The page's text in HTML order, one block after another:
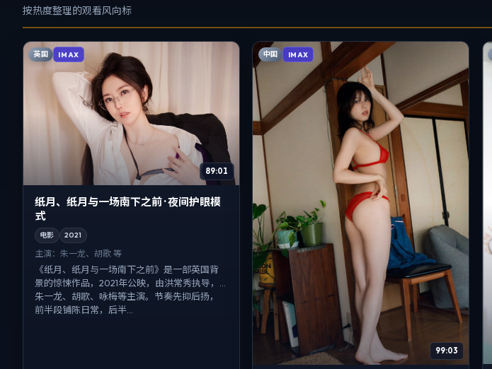
按热度整理的观看风向标
英国 IMAX
89:01
纸月、纸月与一场南下之前 · 夜间护眼模
式
电影 2021
主演： 朱一龙、胡歌 等
《纸月、纸月与一场南下之前》是一部英国背
景的惊悚作品，2021年公映，由洪常秀执导，
朱一龙、胡歌、咏梅等主演。节奏先抑后扬，
前半段铺陈日常，后半...
中国 IMAX
99:03